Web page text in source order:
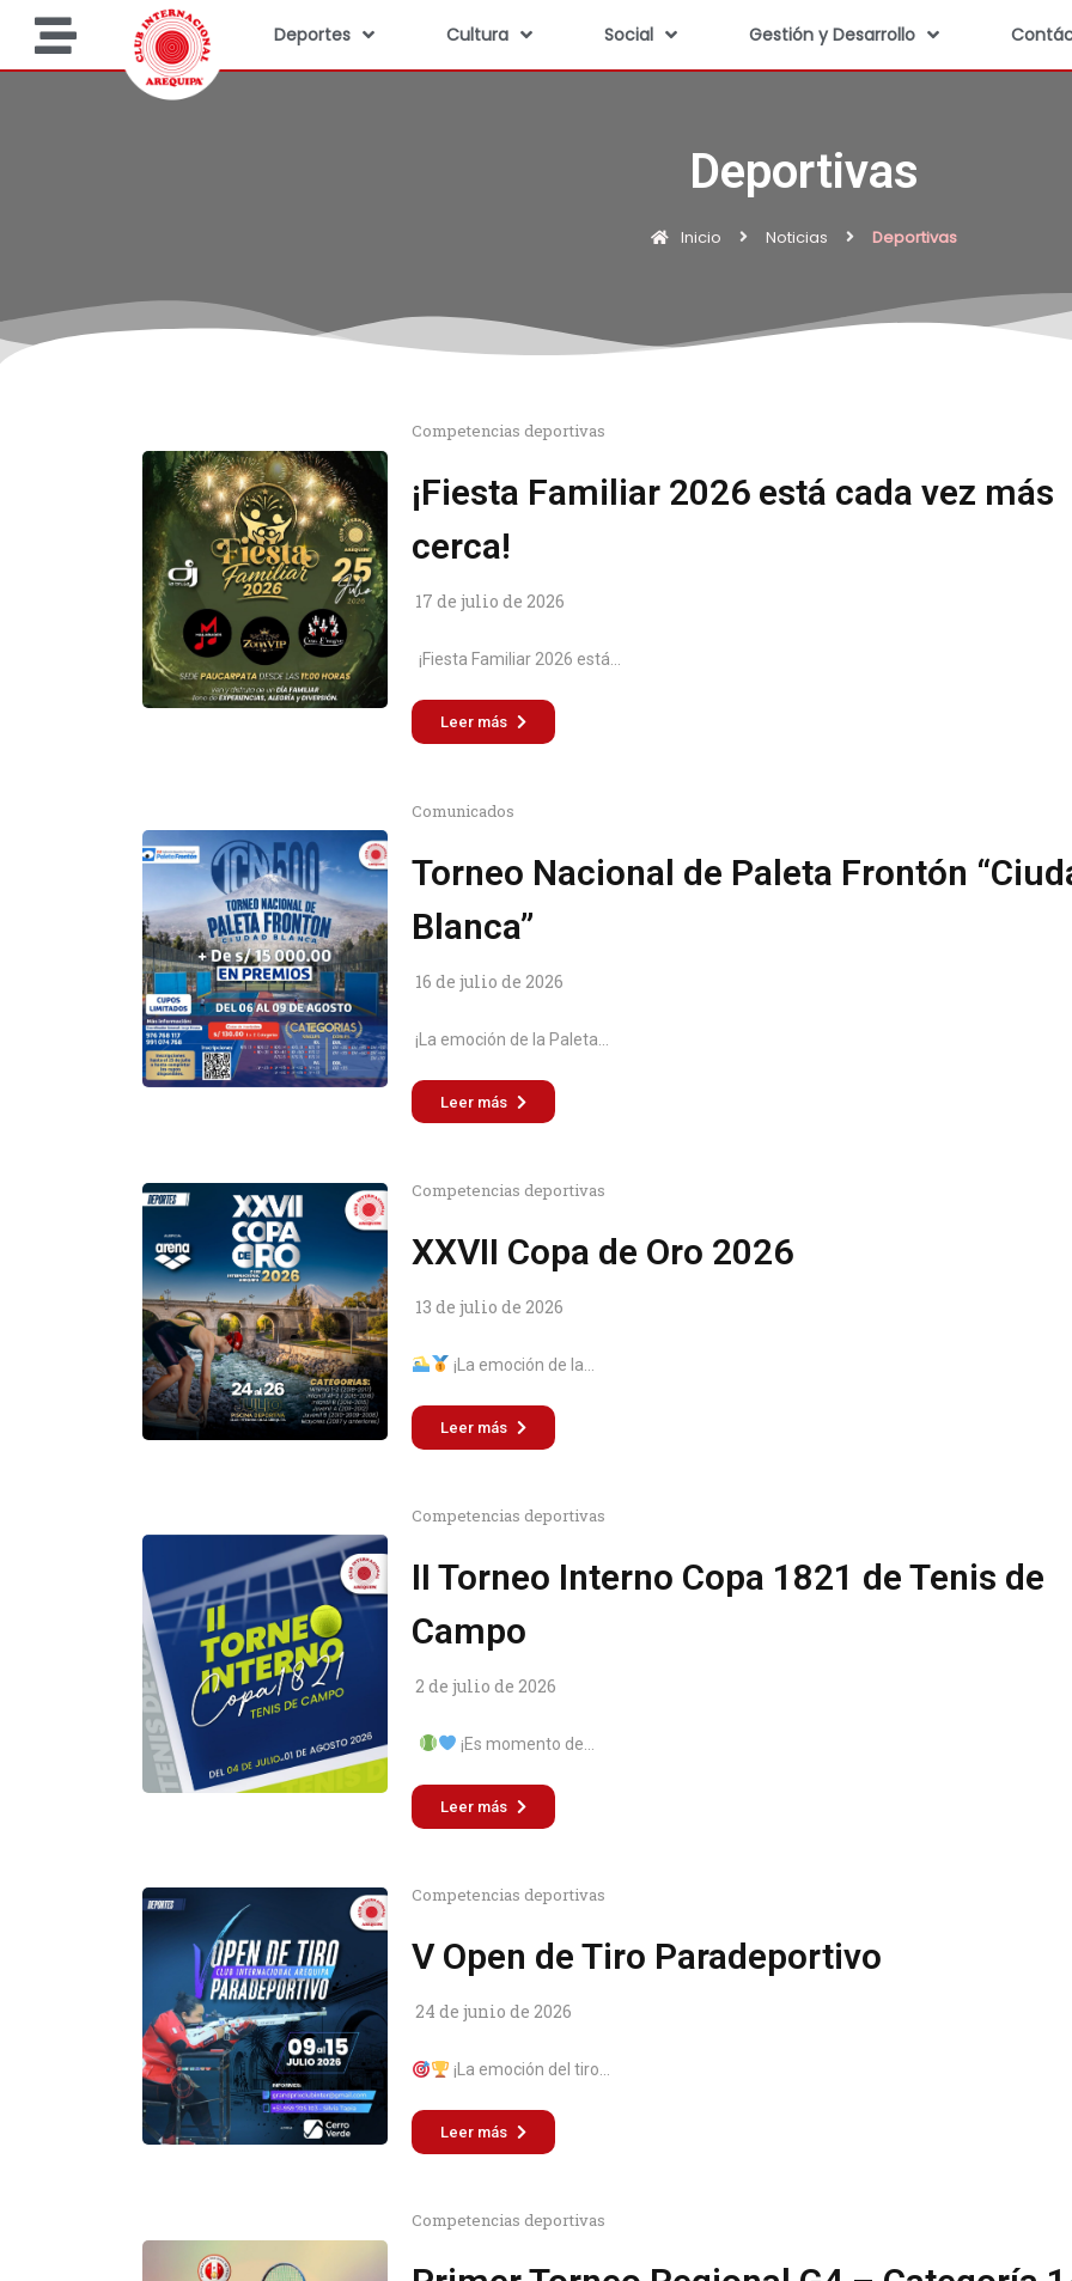
Deportes Cultura Social Gestión y Desarrollo
Deportivas
Inicio Noticias Deportivas
Competencias deportivas
¡Fiesta Familiar 2026 está cada vez más
cerca!
17 de julio de 2026
¡Fiesta Familiar 2026 está...
Leer más
Comunicados
Torneo Nacional de Paleta Frontón
Blanca”
16 de julio de 2026
¡La emoción de la Paleta...
Leer más
Competencias deportivas
XXVII Copa de Oro 2026
13 de julio de 2026
¡La emoción de la...
Leer más
Competencias deportivas
II Torneo Interno Copa 1821 de Tenis de
Campo
2 de julio de 2026
¡Es momento de...
Leer más
Competencias deportivas
V Open de Tiro Paradeportivo
24 de junio de 2026
¡La emoción del tiro...
Leer más
Competencias deportivas